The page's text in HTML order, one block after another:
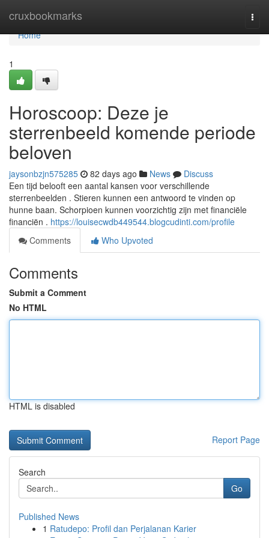
cruxbookmarks
Home
Home
1
Horoscoop: Deze je
sterrenbeeld komende periode
beloven
jaysonbzjn575285 82 days ago News
Discuss
Een tijd belooft een aantal kansen voor verschillende
sterrenbeelden . Stieren kunnen een antwoord te vinden op
hunne baan. Schorpioen kunnen voorzichtig zijn met financiële
financiën . https://louisecwdb449544.blogcudinti.com/profile
Comments
Who Upvoted
Comments
Submit a Comment
No HTML
HTML is disabled
Report Page
Search
Go
Published News
1 Ratudepo: Profil dan Perjalanan Karier